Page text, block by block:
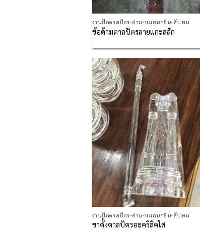
งานปักตาลปัตร-ย่าม-หมอนกฐิน-สัปทน
ข้อด้ามตาลปัตรลายแกะสลัก
งานปักตาลปัตร-ย่าม-หมอนกฐิน-สัปทน
ขาตั้งตาลปัตรอะคริลิคใส